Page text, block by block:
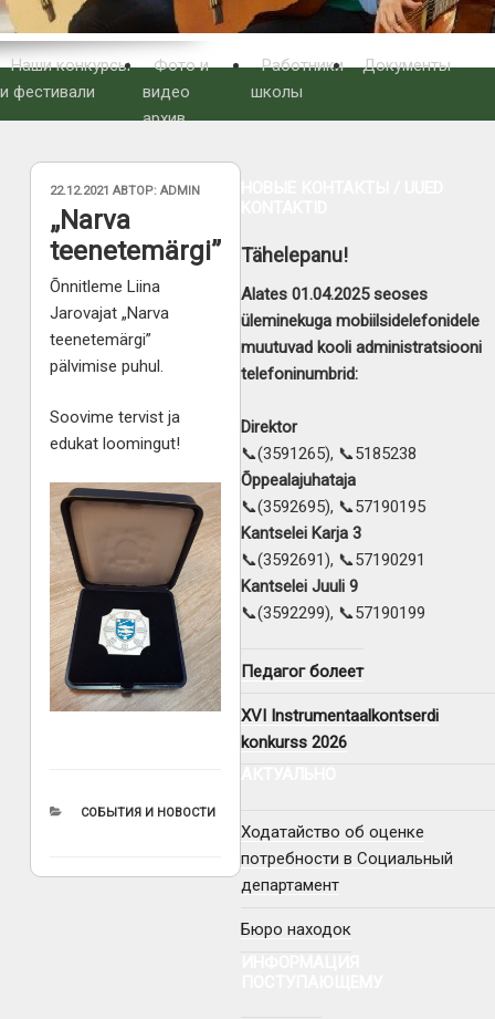
Наши конкурсы
и фестивали
Фото и
видео
архив
Работники
школы
Документы
ОПУБЛИКОВАНО
22.12.2021 АВТОР:ADMIN
„Narva
teenetemärgi”
Õnnitleme Liina
Jarovajat „Narva
teenetemärgi”
pälvimise puhul.
Soovime tervist ja
edukat loomingut!
РУБРИКИ
СОБЫТИЯ И НОВОСТИ
Tähelepanu!
Alates 01.04.2025 seoses
üleminekuga mobiilsidelefonidele
muutuvad kooli administratsiooni
telefoninumbrid:
Direktor
📞(3591265), 📞5185238
Õppealajuhataja
📞(3592695), 📞57190195
Kantselei Karja 3
📞(3592691), 📞57190291
Kantselei Juuli 9
📞(3592299), 📞57190199
Педагог болеет
XVI Instrumentaalkontserdi
konkurss 2026
Ходатайство об оценке
потребности в Социальный
департамент
Бюро находок